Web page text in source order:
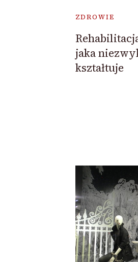
ZDROWIE
jaka
kształtuje